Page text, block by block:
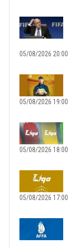
05/08/2026 20:00
05/08/2026 19:00
05/08/2026 18:00
05/08/2026 17:00